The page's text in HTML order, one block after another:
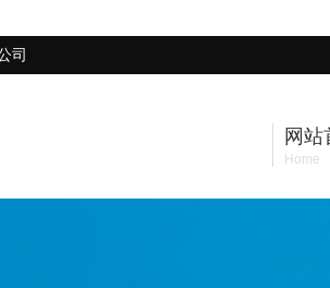
司
网站
Home